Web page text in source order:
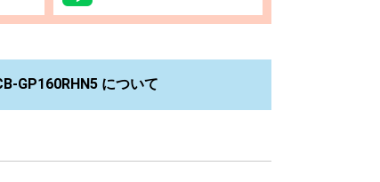
GP160RHN5 について